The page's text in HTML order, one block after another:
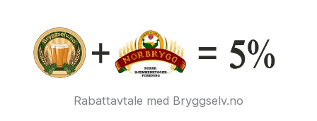
Rabattavtale med Bryggselv.no